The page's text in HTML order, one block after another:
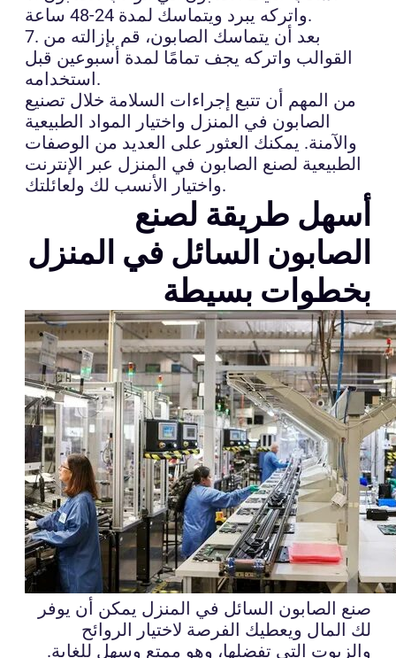
واتركه يبرد ويتماسك لمدة 24-48 ساعة.
7. بعد أن يتماسك الصابون، قم بإزالته من
القوالب واتركه يجف تمامًا لمدة أسبوعين قبل
استخدامه.
من المهم أن تتبع إجراءات السلامة خلال تصنيع
الصابون في المنزل واختيار المواد الطبيعية
والآمنة. يمكنك العثور على العديد من الوصفات
الطبيعية لصنع الصابون في المنزل عبر الإنترنت
واختيار الأنسب لك ولعائلتك.
أسهل طريقة لصنع
الصابون السائل في المنزل
بخطوات بسيطة
صنع الصابون السائل في المنزل يمكن أن يوفر
لك المال ويعطيك الفرصة لاختيار الروائح
والزيوت التي تفضلها، وهو ممتع وسهل للغاية.